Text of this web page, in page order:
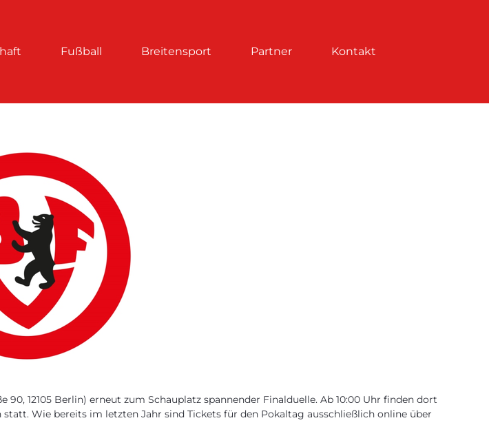
Fußball Breitensport Partner Kontakt
12105 Berlin) erneut zum Schauplatz spannender Finalduelle. Ab 10:00 Uhr finden dort
statt. Wie bereits im letzten Jahr sind Tickets für den Pokaltag ausschließlich online über